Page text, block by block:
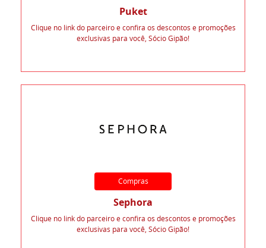
Puket
Clique no link do parceiro e confira os descontos e promoções
exclusivas para você, Sócio Gipão!
Compras
Sephora
Clique no link do parceiro e confira os descontos e promoções
exclusivas para você, Sócio Gipão!